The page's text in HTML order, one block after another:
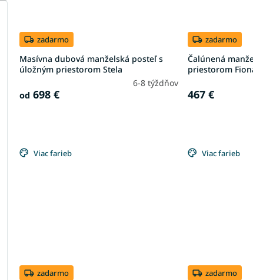
zadarmo
Masívna dubová manželská posteľ s
úložným priestorom Stela
6-8 týždňov
od 698 €
zadarmo
Čalúnená
priestorom
467 €
Viac farieb
zadarmo
Viac farieb
zadarmo